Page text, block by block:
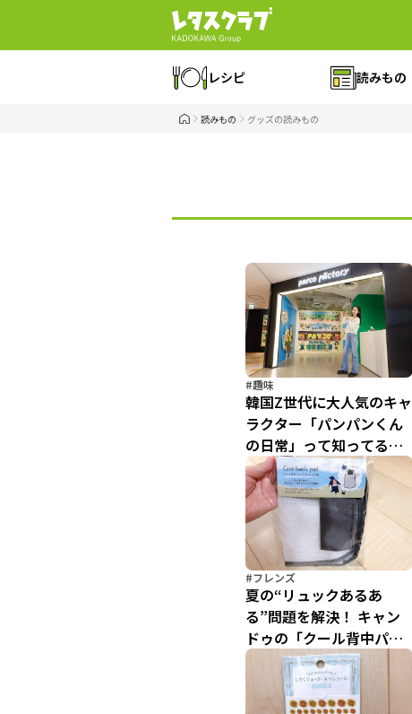
レシピ 読みもの
読みもの グッズの読みもの
#趣味
韓国Z世代に大人気のキャ
ラクター「パンパンくん
の日常」って知ってる？
池袋パルコでエキシビジ
ョン開催中
#フレンズ
夏の“リュックあるあ
る”問題を解決！ キャン
ドゥの「クール背中パッ
ド（リュック用）」があ
れば背中はいつでもひん
やり快適